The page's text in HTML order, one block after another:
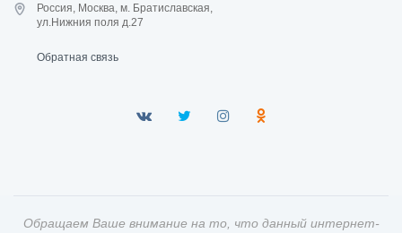
Россия, Москва, м. Братиславская,
ул.Нижния поля д.27
Обратная связь
Обращаем Ваше внимание на то, что данный интернет-